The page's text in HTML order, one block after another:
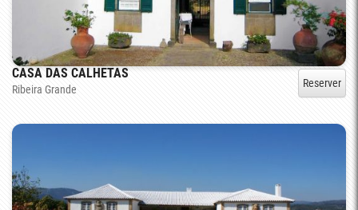
CASA DAS CALHETAS
Ribeira Grande Reserver